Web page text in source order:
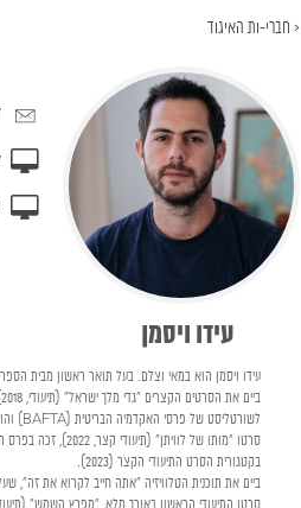
< חברי-ות האיגוד
עידו ויסמן
עידו ויסמן הוא במאי וצלם. בעל תואר ראשון מבית
לשורטליסט של פרסי האקדמיה הבריטית (BAFTA) והוקרן בפסטיבלים רבים בעולם.
בקטגורית הסרט התיעודי הקצר (2023).
ביים את תוכנית הטלוויזיה "אתה חייב לקרוא את זה", שעלתה